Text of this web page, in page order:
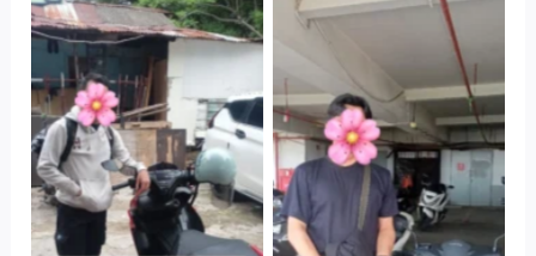
Cabang Jakarta
Barat
Cityplaza
Jatinegara Gedung
Parkir P6A